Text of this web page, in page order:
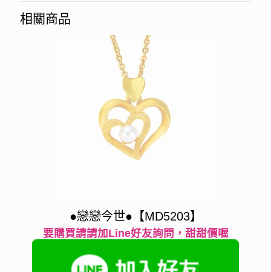
相關商品
●戀戀今世●【MD5203】
要購買請請加Line好友詢問，甜甜價喔